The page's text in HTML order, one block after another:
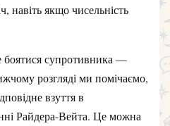
навіть якщо чисельність
боятися супротивника —
розгляді ми помічаємо,
взуття в
Райдера-Вейта. Це можна